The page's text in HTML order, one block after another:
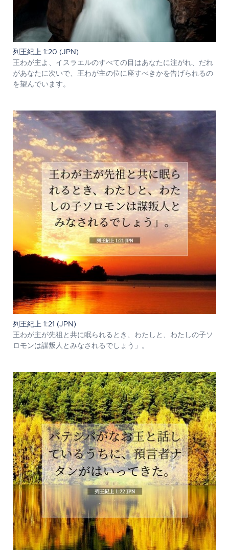
列王紀上 1:20 (JPN)
王わが主よ、イスラエルのすべての目はあなたに注がれ、だれ
があなたに次いで、王わが主の位に座すべきかを告げられるの
を望んでいます。
列王紀上 1:21 (JPN)
王わが主が先祖と共に眠られるとき、わたしと、わたしの子ソ
ロモンは謀叛人とみなされるでしょう」。